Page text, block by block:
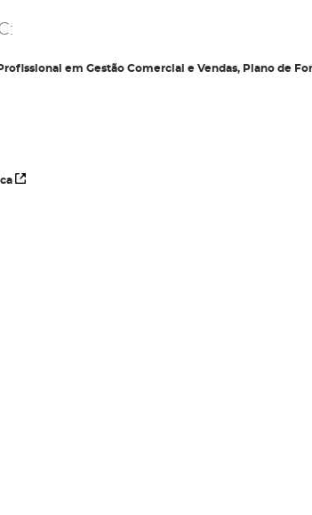
em Gestão Comercial e Vendas, Plano de